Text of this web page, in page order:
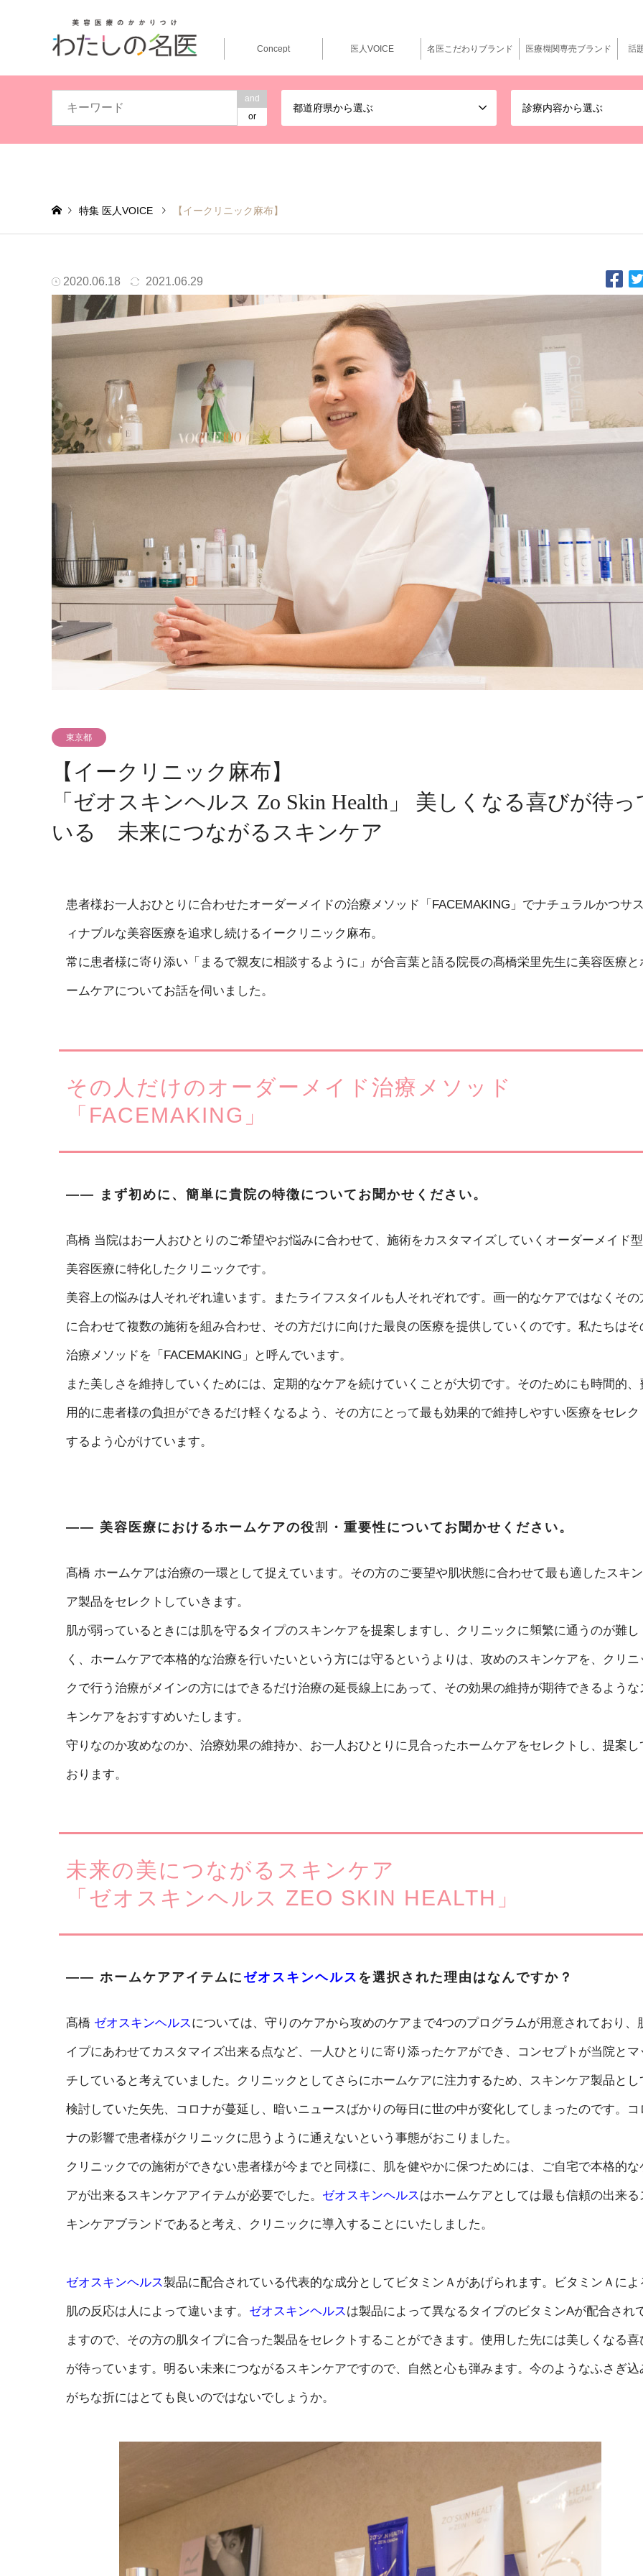
and
or
都道府県から選ぶ 診療内容から選ぶ
Concept 医人VOICE 名医こだわりブランド 医療機関専売ブランド 話
特集 医人VOICE 【イークリニック麻布】
2020.06.18 2021.06.29
東京都
【イークリニック麻布】
「ゼオスキンヘルス Zo Skin Health」 美しくなる喜びが待っ
いる 未来につながるスキンケア
患者様お一人おひとりに合わせたオーダーメイドの治療メソッド「FACEMAKING」でナチュラルかつサ
ィナブルな美容医療を追求し続けるイークリニック麻布。
常に患者様に寄り添い「まるで親友に相談するように」が合言葉と語る院長の髙橋栄里先生に美容医療と
ームケアについてお話を伺いました。
その人だけのオーダーメイド治療メソッド
「FACEMAKING」
―― まず初めに、簡単に貴院の特徴についてお聞かせください。
髙橋 当院はお一人おひとりのご希望やお悩みに合わせて、施術をカスタマイズしていくオーダーメイド
美容医療に特化したクリニックです。
美容上の悩みは人それぞれ違います。またライフスタイルも人それぞれです。画一的なケアではなくその
に合わせて複数の施術を組み合わせ、その方だけに向けた最良の医療を提供していくのです。私たちはそ
治療メソッドを「FACEMAKING」と呼んでいます。
また美しさを維持していくためには、定期的なケアを続けていくことが大切です。そのためにも時間的、
用的に患者様の負担ができるだけ軽くなるよう、その方にとって最も効果的で維持しやすい医療をセレク
するよう心がけています。
―― 美容医療におけるホームケアの役割・重要性についてお聞かせください。
髙橋 ホームケアは治療の一環として捉えています。その方のご要望や肌状態に合わせて最も適したスキ
ア製品をセレクトしていきます。
肌が弱っているときには肌を守るタイプのスキンケアを提案しますし、クリニックに頻繁に通うのが難し
く、ホームケアで本格的な治療を行いたいという方には守るというよりは、攻めのスキンケアを、クリニ
クで行う治療がメインの方にはできるだけ治療の延長線上にあって、その効果の維持が期待できるような
キンケアをおすすめいたします。
守りなのか攻めなのか、治療効果の維持か、お一人おひとりに見合ったホームケアをセレクトし、提案し
おります。
未来の美につながるスキンケア
「ゼオスキンヘルス ZEO SKIN HEALTH」
―― ホームケアアイテムに ゼオスキンヘルス を選択された理由はなんですか？
髙橋 ゼオスキンヘルスについては、守りのケアから攻めのケアまで4つのプログラムが用意されており、
イプにあわせてカスタマイズ出来る点など、一人ひとりに寄り添ったケアができ、コンセプトが当院とマ
チしていると考えていました。クリニックとしてさらにホームケアに注力するため、スキンケア製品とし
検討していた矢先、コロナが蔓延し、暗いニュースばかりの毎日に世の中が変化してしまったのです。コ
ナの影響で患者様がクリニックに思うように通えないという事態がおこりました。
クリニックでの施術ができない患者様が今までと同様に、肌を健やかに保つためには、ご自宅で本格的な
アが出来るスキンケアアイテムが必要でした。 ゼオスキンヘルスはホームケアとしては最も信頼の出来る
キンケアブランドであると考え、クリニックに導入することにいたしました。
ゼオスキンヘルス製品に配合されている代表的な成分としてビタミンＡがあげられます。ビタミンＡによ
肌の反応は人によって違います。 ゼオスキンヘルスは製品によって異なるタイプのビタミンAが配合され
ますので、その方の肌タイプに合った製品をセレクトすることができます。使用した先には美しくなる喜
が待っています。明るい未来につながるスキンケアですので、自然と心も弾みます。今のようなふさぎ込
がちな折にはとても良いのではないでしょうか。